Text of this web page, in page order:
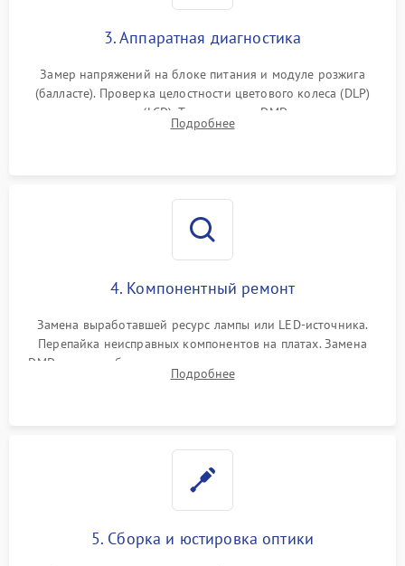
3. Аппаратная диагностика
Замер напряжений на блоке питания и модуле розжига
(балласте). Проверка целостности цветового колеса (DLP)
или поляризаторов (LCD). Тестирование DMD-чипа, датчиков
температуры и оптопар с помощью мультиметра и
Подробнее
4. Компонентный ремонт
Замена выработавшей ресурс лампы или LED-источника.
Перепайка неисправных компонентов на платах. Замена
DMD-чипа при битых пикселях, установка нового цветового
колеса или восстановление сгоревших поляризационных
Подробнее
5. Сборка и юстировка оптики